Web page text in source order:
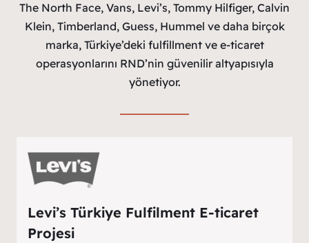
The North Face, Vans, Levi’s, Tommy Hilfiger, Calvin
Klein, Timberland, Guess, Hummel ve daha birçok
marka, Türkiye’deki fulfillment ve e-ticaret
operasyonlarını RND’nin güvenilir altyapısıyla
yönetiyor.
Levi’s Türkiye Fulfilment E-ticaret
Projesi